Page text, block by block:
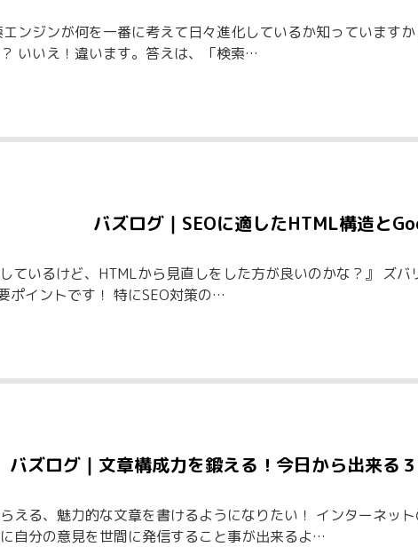
ンジンが何を一番に考えて日々進化しているか知っています
いいえ！違います。答えは、「検索…
バズログ｜SEOに適したHTML構造と
しているけど、HTMLから見直しをした方が良いのかな？』 ズ
ポイントです！ 特にSEO対策の…
バズログ｜文章構成力を鍛える！今日から出来る
える、魅力的な文章を書けるようになりたい！ インターネッ
自分の意見を世間に発信すること事が出来るよ…